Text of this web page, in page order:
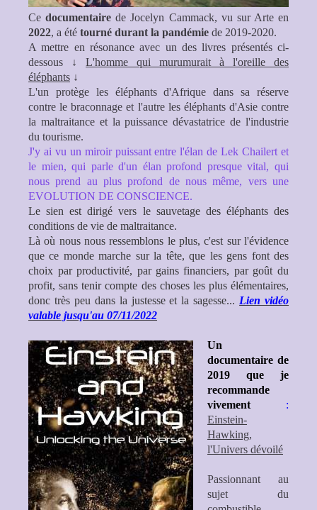
Cedocumentaire de Jocelyn Cammack, vu sur Arte en
2022, a ététourné durant la pandémie de 2019-2020.
A mettre en résonance avec un des livres présentés ci-
dessous ↓L'homme qui murumurait à l'oreille des
éléphants ↓
L'un protège les éléphants d'Afrique dans sa réserve
contre le braconnage et l'autre les éléphants d'Asie contre
la maltraitance et la puissance dévastatrice de l'industrie
du tourisme.
J'y ai vu un miroir puissant entre l'élan deLek Chailert et
le mien, qui parle d'un élan profond presque vital, qui
nous prend au plus profond de nous même, vers une
EVOLUTION DE CONSCIENCE.
Le sien est dirigé vers le sauvetage des éléphants des
conditions de vie de maltraitance.
Là où nous nous ressemblons le plus, c'est sur l'évidence
que ce monde marche sur la tête, que les gens font des
choix par productivité, par gains financiers, par goût du
profit, sans tenir compte des choses les plus élémentaires,
donc très peu dans la justesse et la sagesse... Lien vidéo
valable jusqu'au 07/11/2022
Un
documentaire de
2019 que je
recommande
vivement
:
Einstein-
Hawking,
l'Univers dévoilé
Passionnant au
sujet du